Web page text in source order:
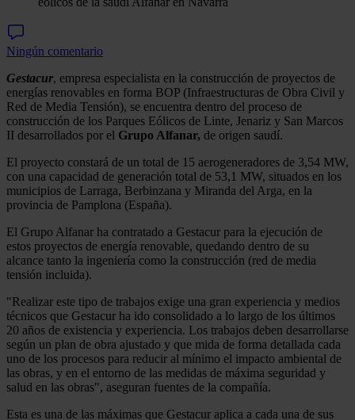
Ningún comentario
Gestacur, empresa especialista en la construcción de proyectos de
energías renovables en forma BOP (Infraestructuras de Obra Civil y
Red de Media Tensión), se encuentra dentro del proceso de
construcción de los Parques Eólicos de Linte, Jenariz y San Marcos
II desarrollados por el Grupo Alfanar, de origen saudí.
El proyecto constará de un total de 15 aerogeneradores de 3,54 MW,
con una capacidad de generación total de 53,1 MW, situados en los
municipios de Larraga, Berbinzana y Miranda del Arga, en la
provincia de Pamplona (España).
El Grupo Alfanar ha contratado a Gestacur para la ejecución de
estos proyectos de energía renovable, quedando dentro de su
alcance tanto la ingeniería como la construcción (red de media
tensión incluida).
"Realizar este tipo de trabajos exige una gran experiencia y medios
técnicos que Gestacur ha ido consolidado a lo largo de los últimos
20 años de existencia y experiencia. Los trabajos deben desarrollarse
según un plan de obra ajustado y que mida de forma detallada cada
uno de los procesos para reducir al mínimo el impacto ambiental de
las obras, y en el entorno de las medidas de máxima seguridad y
salud en las obras", aseguran fuentes de la compañía.
Esta es una de las máximas que Gestacur aplica a cada una de sus